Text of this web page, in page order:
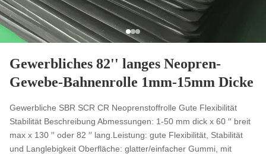
Gewerbliches 82'' langes Neopren-
Gewebe-Bahnenrolle 1mm-15mm Dicke
Gewerbliche SBR SCR CR Neoprenstoffrolle Gute Flexibilität
Stabilität Beschreibung Abmessungen: 1-50 mm dick x 60 ′′ breit
max x 130 ′′ oder 82 ′′ lang.Leistung: gute Flexibilität, Stabilität
und Langlebigkeit Oberfläche: glatter/einfacher Gummi, mit